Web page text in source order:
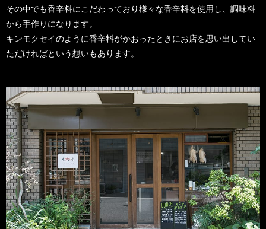
その中でも香辛料にこだわっており様々な香辛料を使用し、調味料
から手作りになります。
キンモクセイのように香辛料がかおったときにお店を思い出してい
ただければという想いもあります。